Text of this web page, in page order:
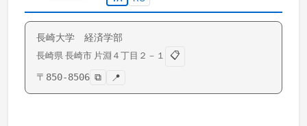
長崎大学 経済学部
長崎県 長崎市 片淵 ４丁目２－１
📋
〒 850-8506 ⧉ 📍